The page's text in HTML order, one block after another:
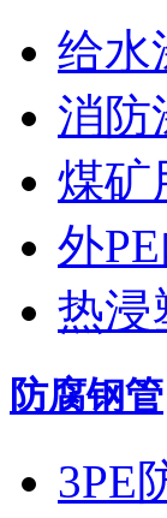
给水
消防
煤矿
外
热浸
防腐钢管
3PE